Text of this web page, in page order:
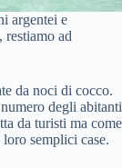
argentei e
ad
da noci di cocco.
degli abitanti
da turisti ma come
semplici case.